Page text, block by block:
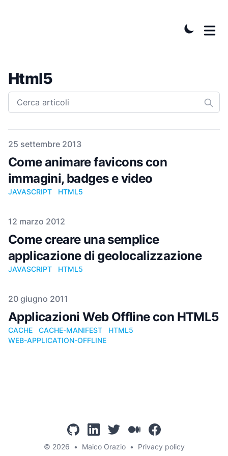
Html5
Pubblicato il
25 settembre 2013
Come animare favicons con
immagini, badges e video
JAVASCRIPT HTML5
Pubblicato il
12 marzo 2012
Come creare una semplice
applicazione di geolocalizzazione
JAVASCRIPT HTML5
Pubblicato il
20 giugno 2011
Applicazioni Web Offline con HTML5
CACHE CACHE-MANIFEST
HTML5
WEB-APPLICATION-OFFLINE
github linkedintwittermediumcom
facebook
© 2026 • Maico Orazio • Privacy policy